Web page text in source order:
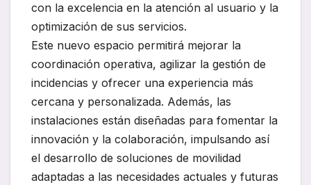
con la excelencia en la atención al usuario y la
optimización de sus servicios.
Este nuevo espacio permitirá mejorar la
coordinación operativa, agilizar la gestión de
incidencias y ofrecer una experiencia más
cercana y personalizada. Además, las
instalaciones están diseñadas para fomentar la
innovación y la colaboración, impulsando así
el desarrollo de soluciones de movilidad
adaptadas a las necesidades actuales y futuras